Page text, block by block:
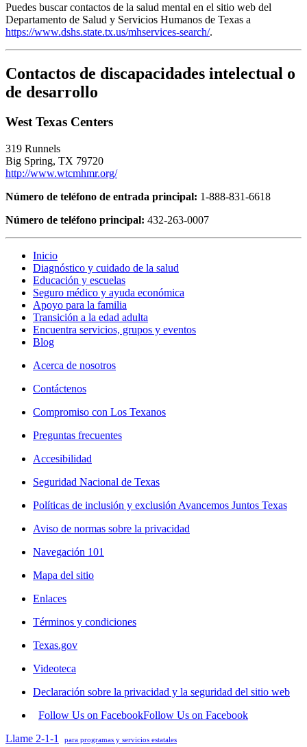
Puedes buscar contactos de la salud mental en el sitio web del
Departamento de Salud y Servicios Humanos de Texas a
https://www.dshs.state.tx.us/mhservices-search/.
Contactos de discapacidades intelectual o
de desarrollo
West Texas Centers
319 Runnels
Big Spring, TX 79720
http://www.wtcmhmr.org/
Número de teléfono de entrada principal: 1-888-831-6618
Número de teléfono principal: 432-263-0007
Inicio
Diagnóstico y cuidado de la salud
Educación y escuelas
Seguro médico y ayuda económica
Apoyo para la familia
Transición a la edad adulta
Encuentra servicios, grupos y eventos
Blog
Acerca de nosotros
Contáctenos
Compromiso con Los Texanos
Preguntas frecuentes
Accesibilidad
Seguridad Nacional de Texas
Políticas de inclusión y exclusión Avancemos Juntos Texas
Aviso de normas sobre la privacidad
Navegación 101
Mapa del sitio
Enlaces
Términos y condiciones
Texas.gov
Videoteca
Declaración sobre la privacidad y la seguridad del sitio web
Follow Us on FacebookFollow Us on Facebook
Llame 2-1-1
para programas y servicios estatales